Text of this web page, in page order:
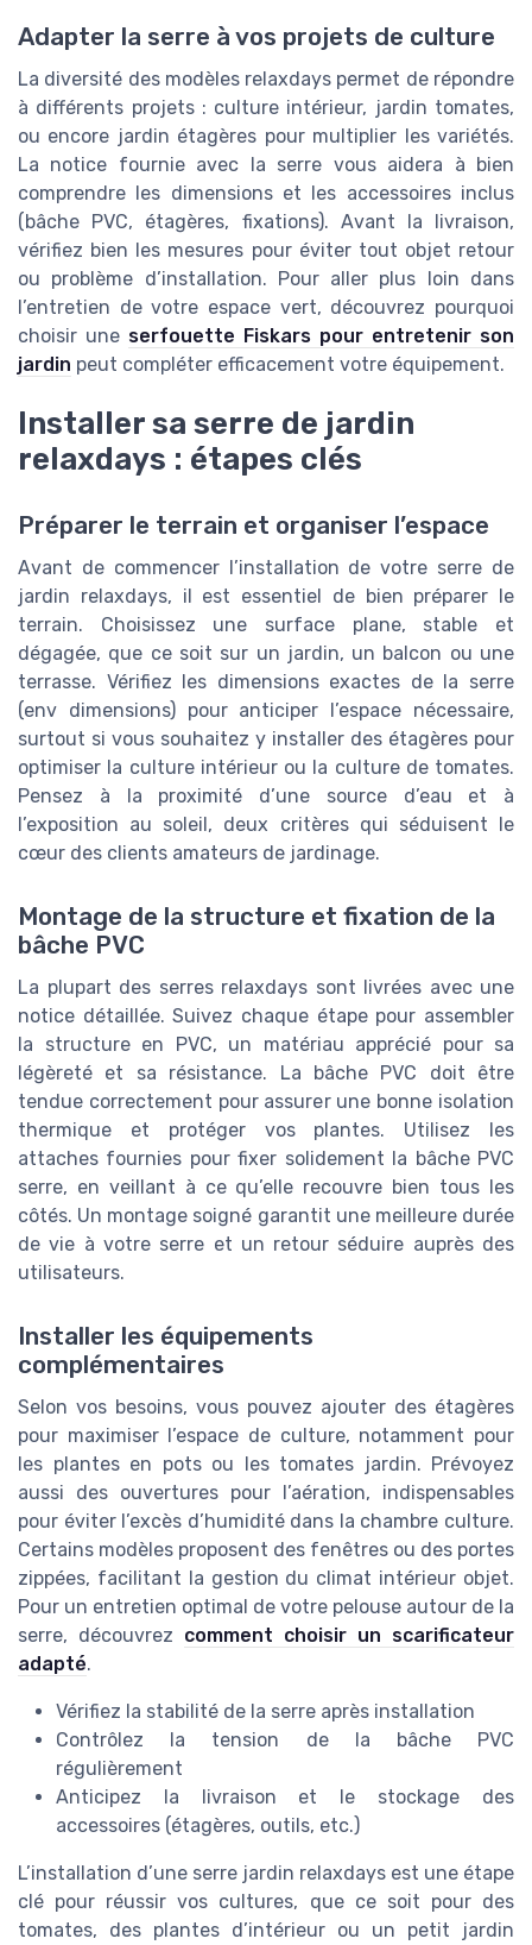
Adapter la serre à vos projets de culture
La diversité des modèles relaxdays permet de répondre
à différents projets : culture intérieur, jardin tomates,
ou encore jardin étagères pour multiplier les variétés.
La notice fournie avec la serre vous aidera à bien
comprendre les dimensions et les accessoires inclus
(bâche PVC, étagères, fixations). Avant la livraison,
vérifiez bien les mesures pour éviter tout objet retour
ou problème d’installation. Pour aller plus loin dans
l’entretien de votre espace vert, découvrez pourquoi
choisir une serfouette Fiskars pour entretenir son
jardin peut compléter efficacement votre équipement.
Installer sa serre de jardin
relaxdays : étapes clés
Préparer le terrain et organiser l’espace
Avant de commencer l’installation de votre serre de
jardin relaxdays, il est essentiel de bien préparer le
terrain. Choisissez une surface plane, stable et
dégagée, que ce soit sur un jardin, un balcon ou une
terrasse. Vérifiez les dimensions exactes de la serre
(env dimensions) pour anticiper l’espace nécessaire,
surtout si vous souhaitez y installer des étagères pour
optimiser la culture intérieur ou la culture de tomates.
Pensez à la proximité d’une source d’eau et à
l’exposition au soleil, deux critères qui séduisent le
cœur des clients amateurs de jardinage.
Montage de la structure et fixation de la
bâche PVC
La plupart des serres relaxdays sont livrées avec une
notice détaillée. Suivez chaque étape pour assembler
la structure en PVC, un matériau apprécié pour sa
légèreté et sa résistance. La bâche PVC doit être
tendue correctement pour assurer une bonne isolation
thermique et protéger vos plantes. Utilisez les
attaches fournies pour fixer solidement la bâche PVC
serre, en veillant à ce qu’elle recouvre bien tous les
côtés. Un montage soigné garantit une meilleure durée
de vie à votre serre et un retour séduire auprès des
utilisateurs.
Installer les équipements
complémentaires
Selon vos besoins, vous pouvez ajouter des étagères
pour maximiser l’espace de culture, notamment pour
les plantes en pots ou les tomates jardin. Prévoyez
aussi des ouvertures pour l’aération, indispensables
pour éviter l’excès d’humidité dans la chambre culture.
Certains modèles proposent des fenêtres ou des portes
zippées, facilitant la gestion du climat intérieur objet.
Pour un entretien optimal de votre pelouse autour de la
serre, découvrez comment choisir un scarificateur
adapté.
Vérifiez la stabilité de la serre après installation
Contrôlez la tension de la bâche PVC
régulièrement
Anticipez la livraison et le stockage des
accessoires (étagères, outils, etc.)
L’installation d’une serre jardin relaxdays est une étape
clé pour réussir vos cultures, que ce soit pour des
tomates, des plantes d’intérieur ou un petit jardin